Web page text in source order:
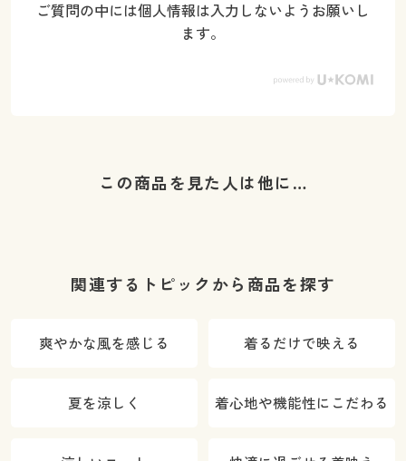
ご質問の中には個人情報は入力しないようお願いし
ます。
この商品を見た人は他に…
関連するトピックから商品を探す
爽やかな風を感じる 着るだけで映える
夏を涼しく 着心地や機能性にこだわる